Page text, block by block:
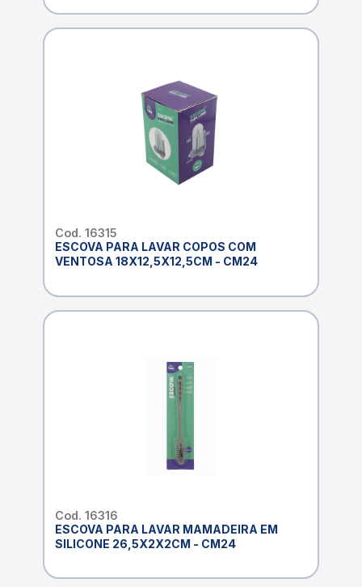
Cod. 16315
ESCOVA PARA LAVAR COPOS COM
VENTOSA 18X12,5X12,5CM - CM24
Cod. 16316
ESCOVA PARA LAVAR MAMADEIRA EM
SILICONE 26,5X2X2CM - CM24